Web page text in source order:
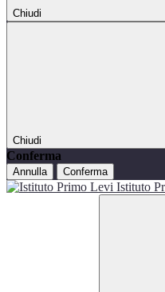
Chiudi
Chiudi
Conferma
Annulla Conferma
Istituto